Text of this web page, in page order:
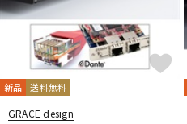
新品 送料無料
GRACE design